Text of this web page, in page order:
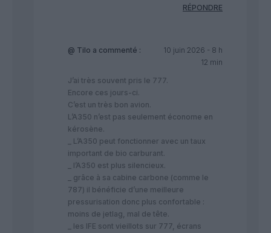
RÉPONDRE
@ Tilo a commenté :
10 juin 2026 - 8 h
12 min
J’ai très souvent pris le 777.
Encore ces jours-ci.
C’est un très bon avion.
L’A350 n’est pas seulement économe en
kérosène.
_ L’A350 peut fonctionner avec un taux
important de bio carburant.
_ l’A350 est plus silencieux.
_ grâce à sa cabine carbone (comme le
787) il bénéficie d’une meilleure
pressurisation donc plus confortable :
moins de jetlag, mal de tête.
_ les IFE sont vieillots sur 777, écrans